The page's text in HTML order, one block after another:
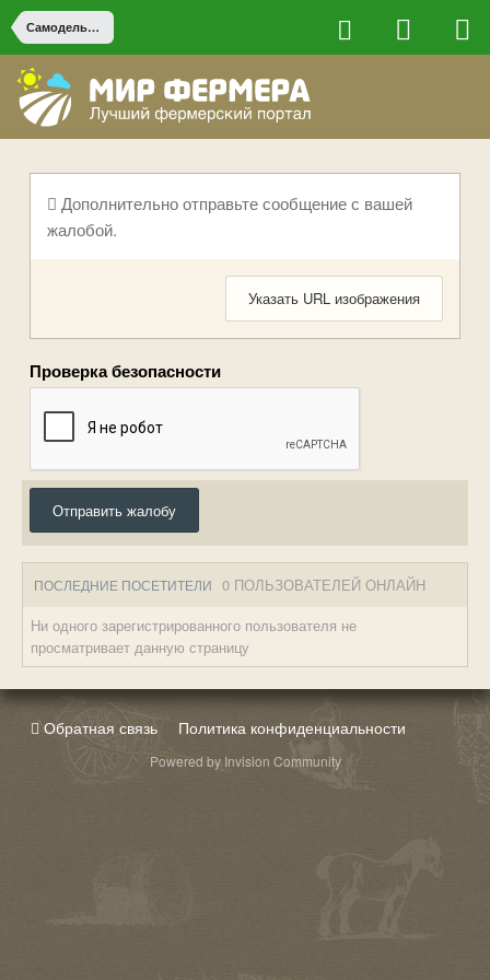
Самодельная сельхоз техника
Дополнительно отправьте сообщение с вашей
жалобой.
Указать URL изображения
Проверка безопасности
Отправить жалобу
ПОСЛЕДНИЕ ПОСЕТИТЕЛИ 0 ПОЛЬЗОВАТЕЛЕЙ ОНЛАЙН
Ни одного зарегистрированного пользователя не
просматривает данную страницу
Обратная связь Политика конфиденциальности
Powered by Invision Community